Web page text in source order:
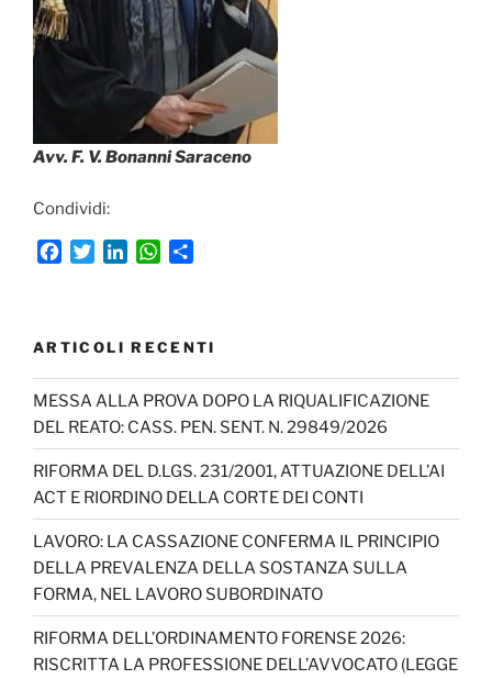
Avv. F. V. Bonanni Saraceno
Condividi:
b
o
k
t
r
e
I
n
W
s
p
p
i
i
d
i
ARTICOLI RECENTI
MESSA ALLA PROVA DOPO LA RIQUALIFICAZIONE
DEL REATO: CASS. PEN. SENT. N. 29849/2026
RIFORMA DEL D.LGS. 231/2001, ATTUAZIONE DELL’AI
ACT E RIORDINO DELLA CORTE DEI CONTI
LAVORO: LA CASSAZIONE CONFERMA IL PRINCIPIO
DELLA PREVALENZA DELLA SOSTANZA SULLA
FORMA, NEL LAVORO SUBORDINATO
RIFORMA DELL’ORDINAMENTO FORENSE 2026:
RISCRITTA LA PROFESSIONE DELL’AVVOCATO (LEGGE